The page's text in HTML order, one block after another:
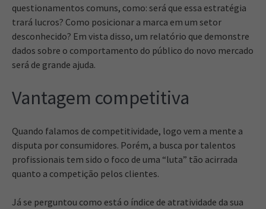
questionamentos comuns, como: será que essa estratégia
trará lucros? Como posicionar a marca em um setor
desconhecido? Em vista disso, um relatório que demonstre
dados sobre o comportamento do público do novo mercado
será de grande ajuda.
Vantagem competitiva
Quando falamos de competitividade, logo vem a mente a
disputa por consumidores. Porém, a busca por talentos
profissionais tem sido o foco de uma “luta” tão acirrada
quanto a competição pelos clientes.
Já se perguntou como está o índice de atratividade da sua